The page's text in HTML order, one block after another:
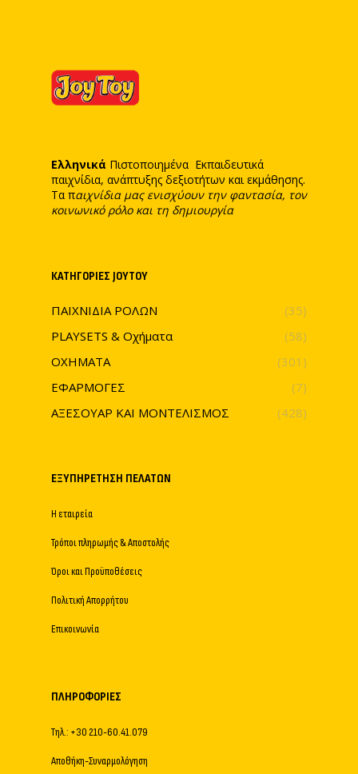
Ελληνικά Πιστοποιημένα Εκπαιδευτικά
παιχνίδια, ανάπτυξης δεξιοτήτων και εκμάθησης.
Τα παιχνίδια μας ενισχύουν την φαντασία, τον
κοινωνικό ρόλο και τη δημιουργία
ΚΑΤΗΓΟΡΊΕΣ JOYTOY
ΠΑΙΧΝΙΔΙΑ ΡΟΛΩΝ
(35)
PLAYSETS & Οχήματα
(58)
ΟΧΗΜΑΤΑ
(301)
ΕΦΑΡΜΟΓΕΣ
(7)
ΑΞΕΣΟΥΑΡ ΚΑΙ ΜΟΝΤΕΛΙΣΜΟΣ
(428)
ΕΞΥΠΗΡΈΤΗΣΗ ΠΕΛΑΤΏΝ
Η εταιρεία
Τρόποι πληρωμής & Αποστολής
Όροι και Προϋποθέσεις
Πολιτική Απορρήτου
Επικοινωνία
ΠΛΗΡΟΦΟΡΊΕΣ
Τηλ.: +30 210-60.41.079
Αποθήκη-Συναρμολόγηση